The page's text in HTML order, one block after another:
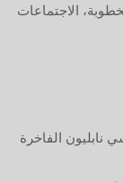
الاجتماعات
نابليون الفاخرة